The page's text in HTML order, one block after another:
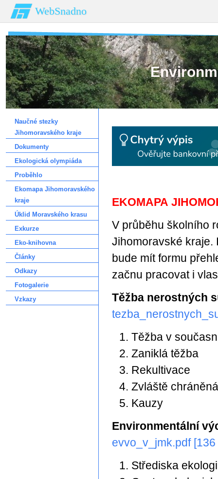
WebSnadno
EKOMAPA
V průběhu školního
Jihomoravské kraje.
bude mít formu
začnu pracovat i
Těžba nerostných
Těžba v
Zaniklá těžba
Rekultivace
Zvláště
Kauzy
Environmentální
evvo_v_jmk.pdf
Střediska
Naučné stezky
Jihomoravského kraje
Dokumenty
Ekologická olympiáda
Proběhlo
Ekomapa Jihomoravského
kraje
Úklid Moravského krasu
Exkurze
Eko-knihovna
Články
Odkazy
Fotogalerie
Vzkazy